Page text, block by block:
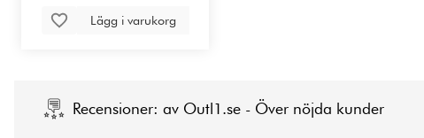
Lägg i varukorg
Recensioner: av Outl1.se - Över nöjda kunder